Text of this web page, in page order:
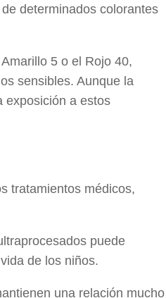
determinados colorantes
5 o el Rojo 40,
sensibles. Aunque la
exposición a estos
tratamientos médicos,
puede
de los niños.
una relación mucho